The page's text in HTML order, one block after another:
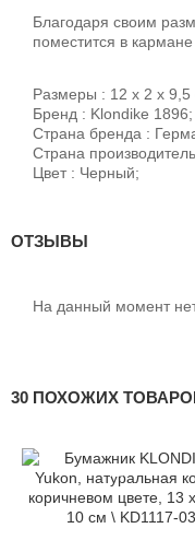
Благодаря своим
поместится в
Размеры : 12 х 2 х 9,5
Бренд : Klondike 1896;
Страна бренда :
Страна
Цвет : Черный;
ОТЗЫВЫ
На данный момент
30 ПОХОЖИХ